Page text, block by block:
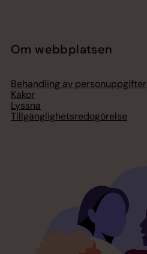
Om webbplatsen
Behandling av personuppgifter
Kakor
Lyssna
Tillgänglighetsredogörelse